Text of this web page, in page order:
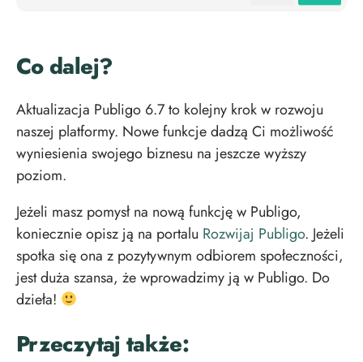
Co dalej?
Aktualizacja Publigo 6.7 to kolejny krok w rozwoju
naszej platformy. Nowe funkcje dadzą Ci możliwość
wyniesienia swojego biznesu na jeszcze wyższy
poziom.
Jeżeli masz pomysł na nową funkcję w Publigo,
koniecznie opisz ją na portalu Rozwijaj Publigo. Jeżeli
spotka się ona z pozytywnym odbiorem społeczności,
jest duża szansa, że wprowadzimy ją w Publigo. Do
dzieła!
Przeczytaj także: